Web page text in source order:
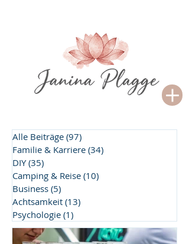
Alle Beiträge (97)
Familie & Karriere (34)
DIY (35)
Camping & Reise (10)
Business (5)
Achtsamkeit (13)
Psychologie (1)